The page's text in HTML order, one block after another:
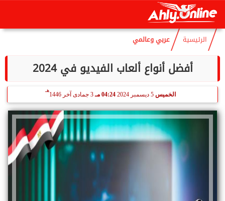
الخميس
الرئيسية عربي وعالمي
أفضل أنواع ألعاب الفيديو في 2024
الخميس 04:24 مـ 3 جمادى آخر 1446
هـ